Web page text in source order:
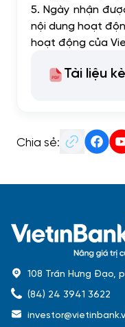
5. Ngày nhận
nội dung hoạt
hoạt động của
Tài liệu
Chia sẻ:
108 Trần Hưng Đạo,
(84) 24 3941 3622